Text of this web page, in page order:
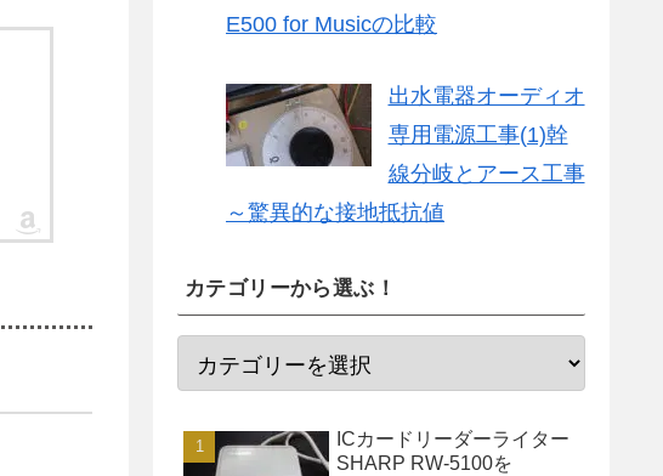
E500 for Musicの比較
出水電器オーディオ
専用電源工事(1)幹
線分岐とアース工事
～驚異的な接地抵抗値
カテゴリーから選ぶ！
ICカードリーダーライター
SHARP RW-5100を